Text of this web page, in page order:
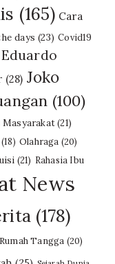
(165) Cara
days (23) Covid19
Eduardo
(28) Joko
(100)
Masyarakat(21)
Olahraga (20)
(21) Rahasia Ibu
News
(178)
Rumah Tangga (20)